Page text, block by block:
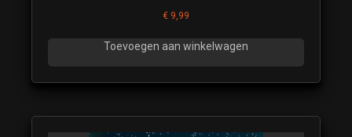
€ 9,99
Toevoegen aan winkelwagen